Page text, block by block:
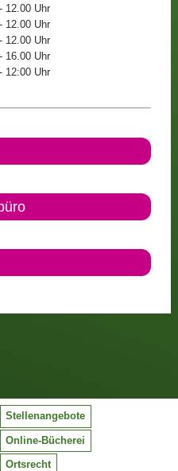
12.00 Uhr
12.00 Uhr
12.00 Uhr
16.00 Uhr
12:00 Uhr
Stellenangebote
Online-Bücherei
Ortsrecht